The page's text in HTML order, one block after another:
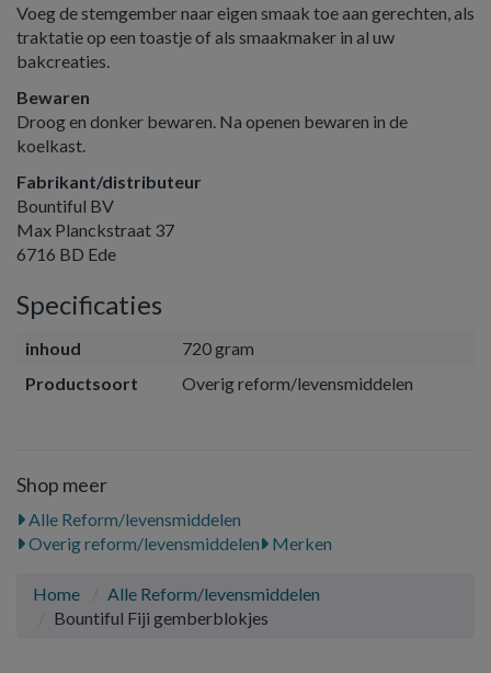
Voeg de stemgember naar eigen smaak toe aan gerechten, als
traktatie op een toastje of als smaakmaker in al uw
bakcreaties.
Bewaren
Droog en donker bewaren. Na openen bewaren in de
koelkast.
Fabrikant/distributeur
Bountiful BV
Max Planckstraat 37
6716 BD Ede
Specificaties
inhoud
720 gram
Productsoort
Overig reform/levensmiddelen
Shop meer
Alle Reform/levensmiddelen
Overig reform/levensmiddelen
Merken
Home
Alle Reform/levensmiddelen
Bountiful Fiji gemberblokjes